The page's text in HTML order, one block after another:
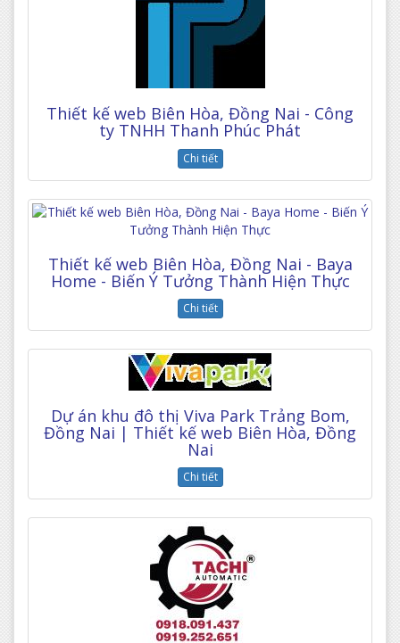
Thiết kế web Biên Hòa, Đồng Nai - Công
ty TNHH Thanh Phúc Phát
Chi tiết
Thiết kế web Biên Hòa, Đồng Nai - Baya
Home - Biến Ý Tưởng Thành Hiện Thực
Chi tiết
Dự án khu đô thị Viva Park Trảng Bom,
Đồng Nai | Thiết kế web Biên Hòa, Đồng
Nai
Chi tiết